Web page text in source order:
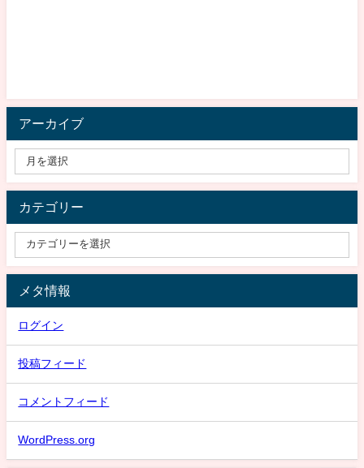
アーカイブ
カテゴリー
メタ情報
ログイン
投稿フィード
コメントフィード
WordPress.org